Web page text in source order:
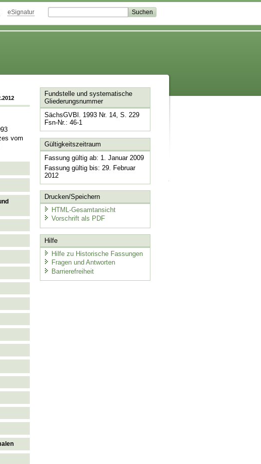
eSignatur
vom
Fundstelle und systematische
Gliederungsnummer
SächsGVBl. 1993 Nr. 14, S. 229
Fsn-Nr.: 46-1
Gültigkeitszeitraum
Fassung gültig ab: 1. Januar 2009
Fassung gültig bis: 29. Februar
2012
Drucken/Speichern
HTML-Gesamtansicht
Vorschrift als PDF
Hilfe
Hilfe zu Historische Fassungen
Fragen und Antworten
Barrierefreiheit